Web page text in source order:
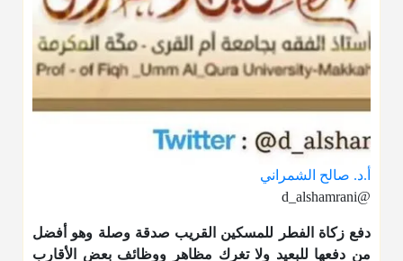
أ.د. صالح الشمراني
@d_alshamrani
دفعزكاة الفطر
للمسكين القريب صدقة وصلة وهو أفضل
من دفعها للبعيد ولا تغرك مظاهر ووظائف بعض الأقارب